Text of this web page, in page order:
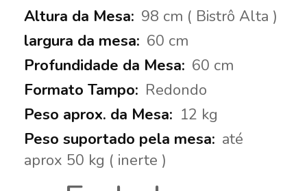
98 cm ( Bistrô Alta )
60 cm
60 cm
Redondo
12 kg
até
aprox 50 kg ( inerte )